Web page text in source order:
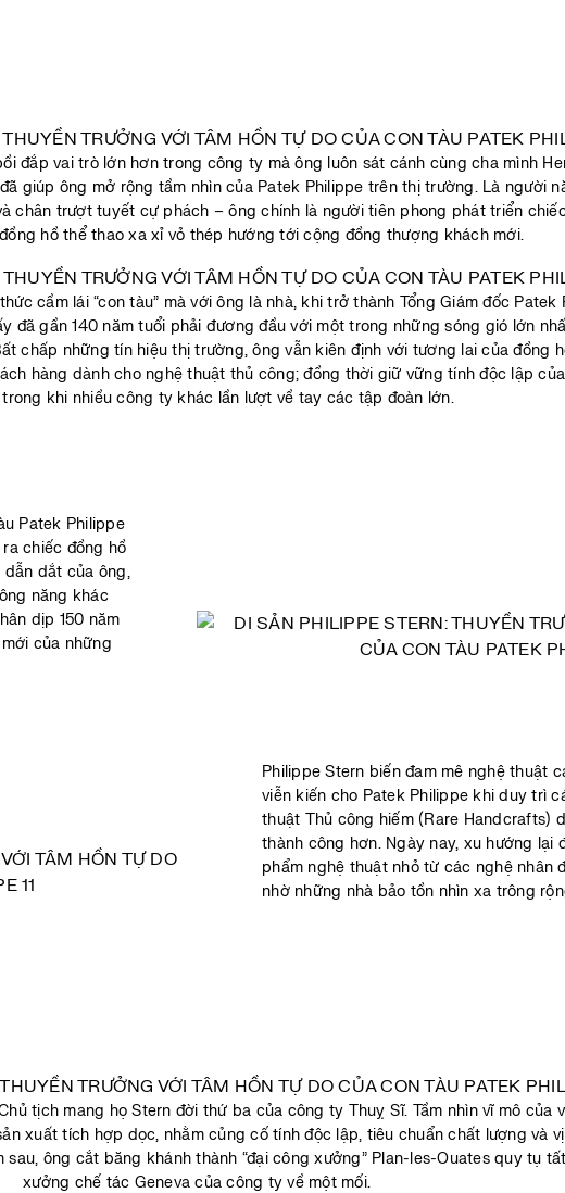
đắp vai trò lớn hơn trong công ty mà ông luôn sát cánh cùng cha mình
giúp ông mở rộng tầm nhìn của Patek Philippe trên thị trường. Là người
chân trượt tuyết cự phách – ông chính là người tiên phong phát triển
hồ thể thao xa xỉ vỏ thép hướng tới cộng đồng thượng khách mới.
cầm lái “con tàu” mà với ông là nhà, khi trở thành Tổng Giám đốc Patek
đã gần 140 năm tuổi phải đương đầu với một trong những sóng gió lớn
chấp những tín hiệu thị trường, ông vẫn kiên định với tương lai của đồng
hàng dành cho nghệ thuật thủ công; đồng thời giữ vững tính độc lập
trong khi nhiều công ty khác lần lượt về tay các tập đoàn lớn.
Patek Philippe
chiếc đồng hồ
dắt của ông,
năng khác
dịp 150 năm
của những
Philippe Stern biến đam mê nghệ thuật
viễn kiến cho Patek Philippe khi duy trì
thuật Thủ công hiếm (Rare Handcrafts)
thành công hơn. Ngày nay, xu hướng lại
phẩm nghệ thuật nhỏ từ các nghệ nhân
nhờ những nhà bảo tồn nhìn xa trông
tịch mang họ Stern đời thứ ba của công ty Thuỵ Sĩ. Tầm nhìn vĩ mô của
xuất tích hợp dọc, nhằm củng cố tính độc lập, tiêu chuẩn chất lượng và
sau, ông cắt băng khánh thành “đại công xưởng” Plan-les-Ouates quy tụ
xưởng chế tác Geneva của công ty về một mối.